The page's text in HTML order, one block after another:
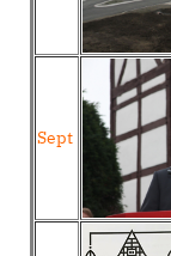
Sept